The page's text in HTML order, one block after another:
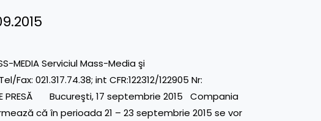
MEDIA Serviciul Mass-Media şi
021.317.74.38; int CFR:122312/122905 Nr:
PRESĂ Bucureşti, 17 septembrie 2015 Compania
că în perioada 21 – 23 septembrie 2015 se vor